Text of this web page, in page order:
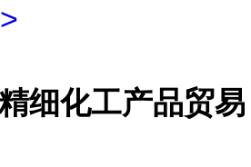
细化工产品贸易